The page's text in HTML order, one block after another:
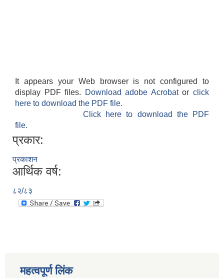
It appears your Web browser is not configured to
display PDF files.
Download adobe Acrobatorclick
here to download the PDF file.
Click here to download the PDF
file.
प्रकार:
प्रकाशन
आर्थिक वर्ष:
८२/८३
महत्वपूर्ण लिंक